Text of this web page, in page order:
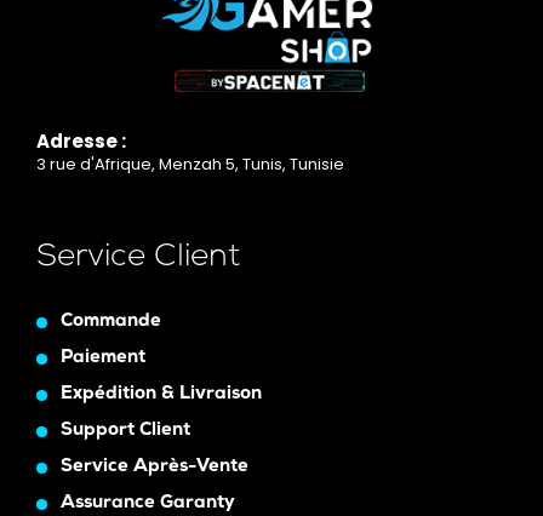
Adresse :
3 rue d'Afrique, Menzah 5, Tunis, Tunisie
Service Client
Commande
Paiement
Expédition & Livraison
Support Client
Service Après-Vente
Assurance Garanty